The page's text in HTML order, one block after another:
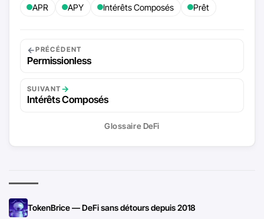
APR APY Intérêts Composés Prêt
←PRÉCÉDENT
Permissionless
SUIVANT →
Intérêts Composés
Glossaire DeFi
TokenBrice — DeFi sans détours depuis 2018